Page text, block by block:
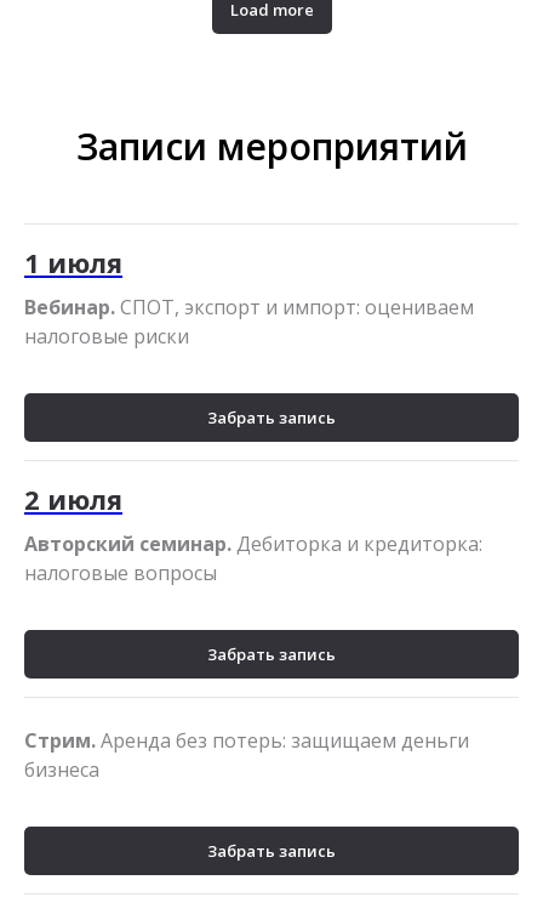
Load more
Записи мероприятий
1 июля
Вебинар.СПОТ, экспорт и импорт: оцениваем
налоговые риски
Забрать запись
2 июля
Авторский семинар.Дебиторка и кредиторка:
налоговые вопросы
Забрать запись
Стрим.Аренда без потерь: защищаем деньги
бизнеса
Забрать запись